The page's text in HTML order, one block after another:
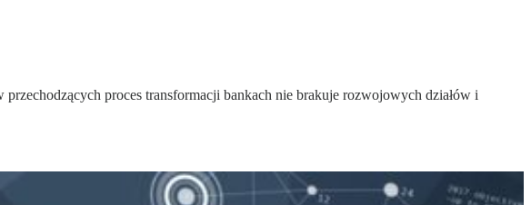
proces transformacji bankach nie brakuje rozwojowych działów i